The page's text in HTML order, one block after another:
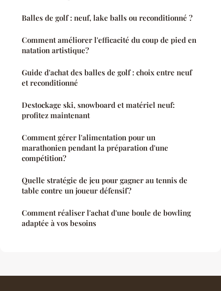
Balles de golf : neuf, lake balls ou reconditionné ?
Comment améliorer l'efficacité du coup de pied en
natation artistique?
Guide d'achat des balles de golf : choix entre neuf
et reconditionné
Destockage ski, snowboard et matériel neuf:
profitez maintenant
Comment gérer l'alimentation pour un
marathonien pendant la préparation d'une
compétition?
Quelle stratégie de jeu pour gagner au tennis de
table contre un joueur défensif?
Comment réaliser l'achat d'une boule de bowling
adaptée à vos besoins